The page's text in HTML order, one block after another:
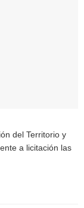
del Territorio y
a licitación las